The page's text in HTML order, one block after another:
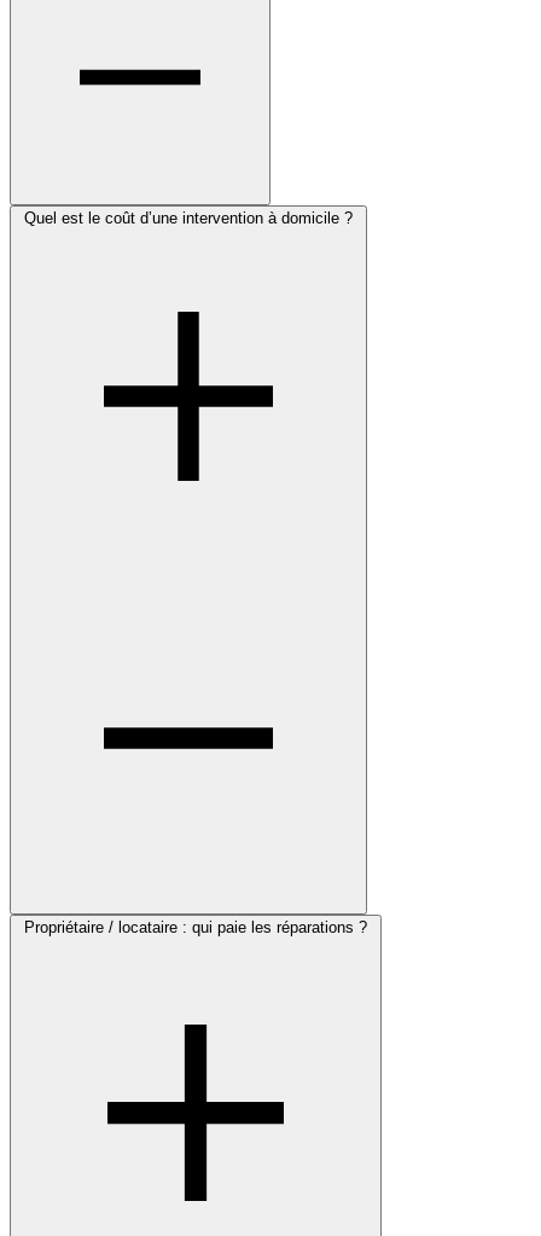
Quel est le coût d’une intervention à domicile ?
Propriétaire / locataire : qui paie les réparations ?